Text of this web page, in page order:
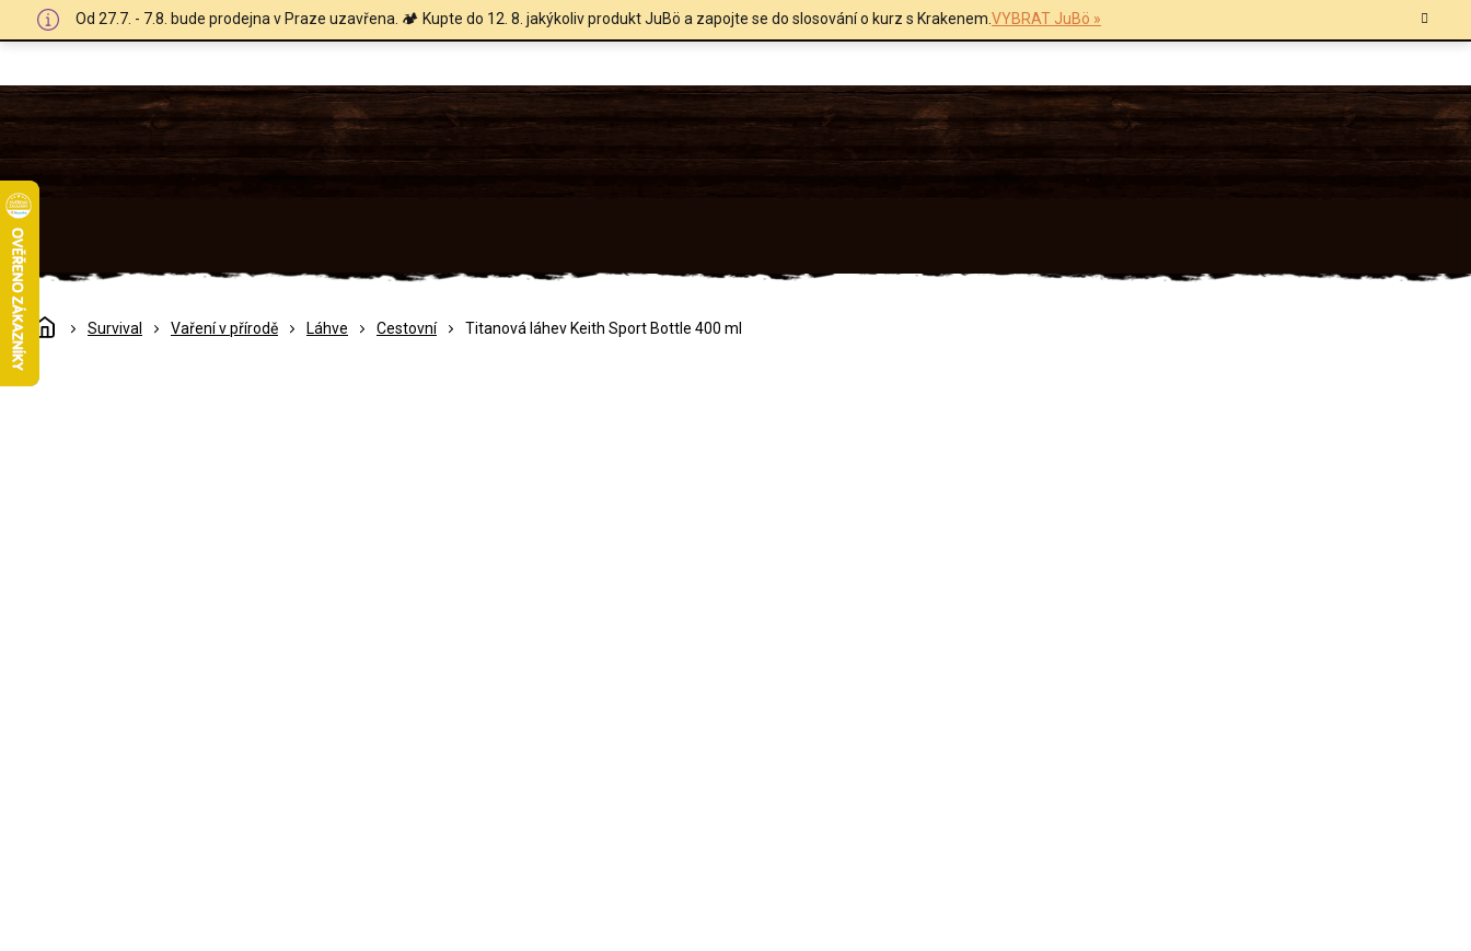
Od 27.7. - 7.8. bude prodejna v Praze uzavřena. 🏕️ Kupte do 12. 8. jakýkoliv produkt JuBö a zapojte se do slosování o kurz s Krakenem.VYBRAT JuBö »
DomůSurvival Vaření v přírodě Láhve Cestovní Titanová láhev Keith Sport Bottle 400 ml